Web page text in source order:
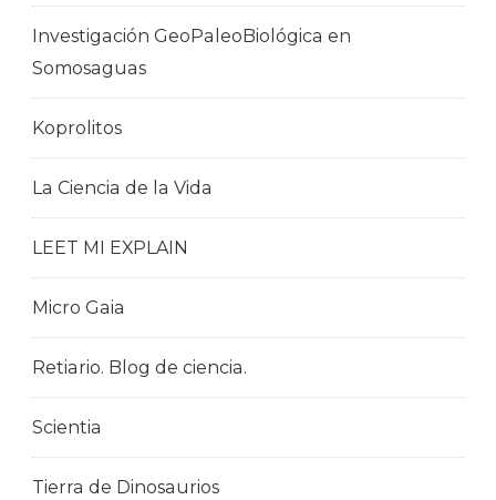
Investigación GeoPaleoBiológica en
Somosaguas
Koprolitos
La Ciencia de la Vida
LEET MI EXPLAIN
Micro Gaia
Retiario. Blog de ciencia.
Scientia
Tierra de Dinosaurios